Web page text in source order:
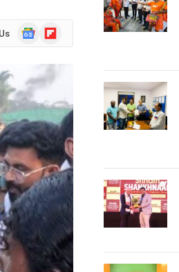
GoogleFlipboard